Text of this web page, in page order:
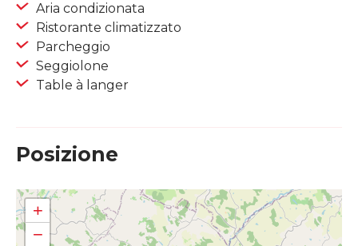
Aria condizionata
Ristorante climatizzato
Parcheggio
Seggiolone
Table à langer
Posizione
+
−